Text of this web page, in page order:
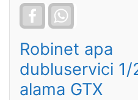
Facebook
Robinet apa
dubluservici 1/
alama GTX